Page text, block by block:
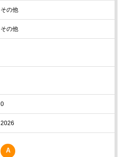
その他
その他
0
2026
A